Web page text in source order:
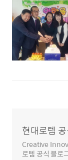
현대로템
Creative
로템 공식 블로